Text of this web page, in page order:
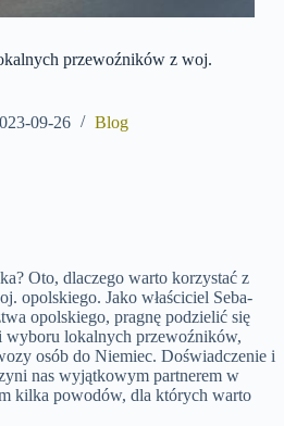
przewoźników z woj.
09-26 Blog
Oto, dlaczego warto korzystać z
opolskiego. Jako właściciel Seba-
opolskiego, pragnę podzielić się
lokalnych przewoźników,
osób do Niemiec. Doświadczenie i
nas wyjątkowym partnerem w
kilka powodów, dla których warto